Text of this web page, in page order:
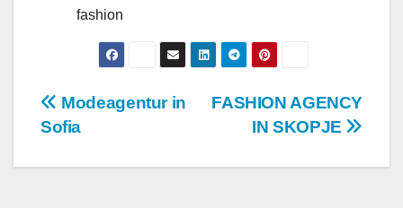
fashion
Post
FASHION AGENCY
IN SKOPJE
Modeagentur in
Sofia